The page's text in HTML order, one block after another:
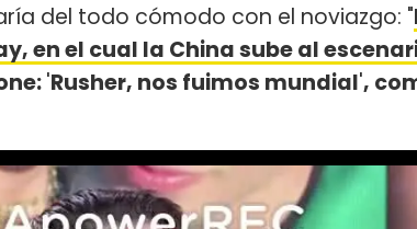
del todo cómodo con el noviazgo: "
en el cual la China sube al
'Rusher, nos fuimos mundial',